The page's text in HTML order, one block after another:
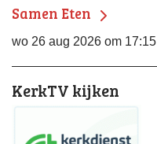
Samen Eten
wo 26 aug 2026 om 17:15
KerkTV kijken